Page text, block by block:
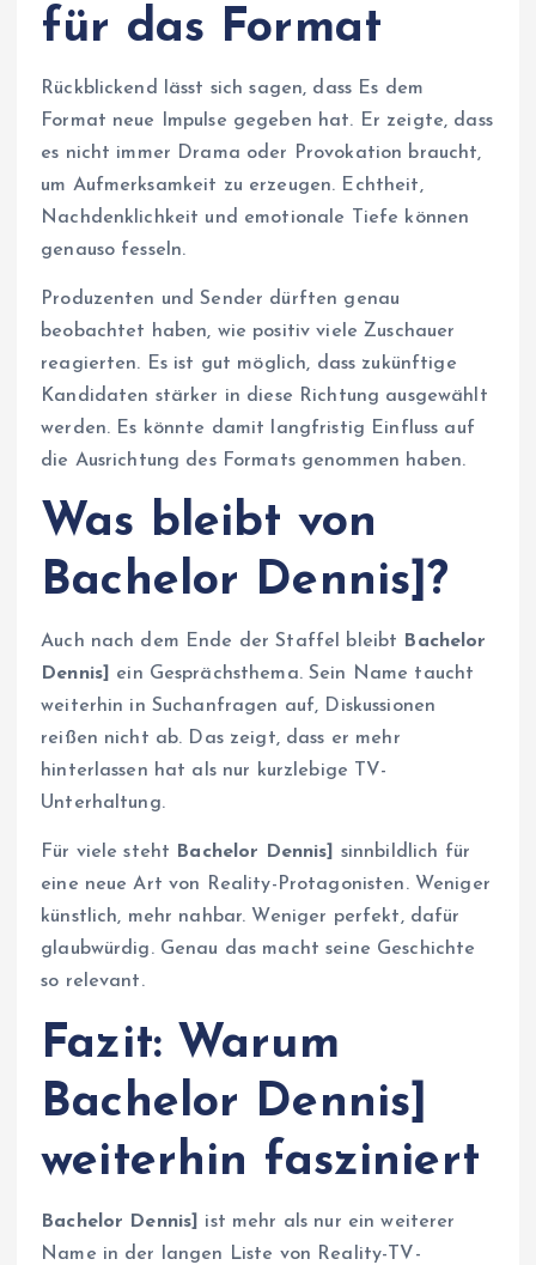
für das Format
Rückblickend lässt sich sagen, dass Es dem
Format neue Impulse gegeben hat. Er zeigte, dass
es nicht immer Drama oder Provokation braucht,
um Aufmerksamkeit zu erzeugen. Echtheit,
Nachdenklichkeit und emotionale Tiefe können
genauso fesseln.
Produzenten und Sender dürften genau
beobachtet haben, wie positiv viele Zuschauer
reagierten. Es ist gut möglich, dass zukünftige
Kandidaten stärker in diese Richtung ausgewählt
werden. Es könnte damit langfristig Einfluss auf
die Ausrichtung des Formats genommen haben.
Was bleibt von
Bachelor Dennis]?
Auch nach dem Ende der Staffel bleibt Bachelor
Dennis]
ein Gesprächsthema. Sein Name taucht
weiterhin in Suchanfragen auf, Diskussionen
reißen nicht ab. Das zeigt, dass er mehr
hinterlassen hat als nur kurzlebige TV-
Unterhaltung.
Für viele steht Bachelor Dennis]
sinnbildlich für
eine neue Art von Reality-Protagonisten. Weniger
künstlich, mehr nahbar. Weniger perfekt, dafür
glaubwürdig. Genau das macht seine Geschichte
so relevant.
Fazit: Warum
Bachelor Dennis]
weiterhin fasziniert
Bachelor Dennis]
ist mehr als nur ein weiterer
Name in der langen Liste von Reality-TV-